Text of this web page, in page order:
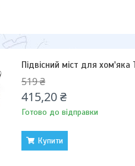
Підвісний міст для
519 ₴
415,20 ₴
Готово до відправки
Купити